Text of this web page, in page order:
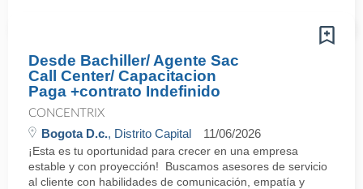
Desde Bachiller/ Agente Sac
Call Center/ Capacitacion
Paga +contrato Indefinido
CONCENTRIX
Bogota D.c., Distrito Capital 11/06/2026
¡Esta es tu oportunidad para crecer en una empresa
estable y con proyección! Buscamos asesores de servicio
al cliente con habilidades de comunicación, empatía y